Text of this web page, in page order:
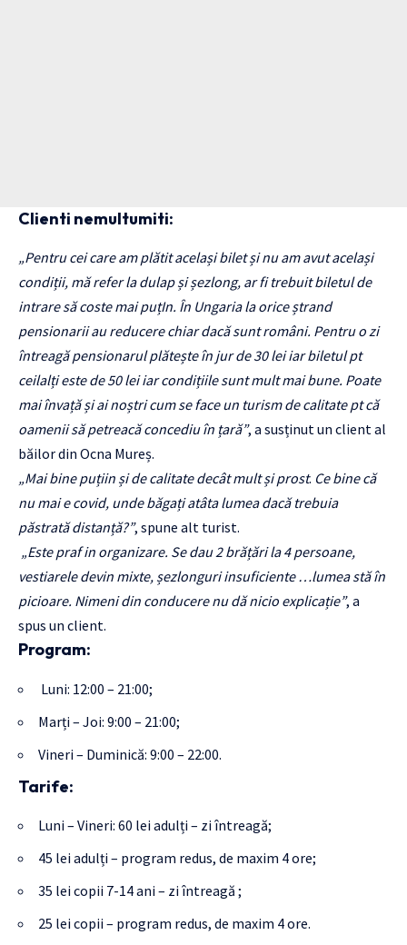
Clienti nemultumiti:
„Pentru cei care am plătit același bilet și nu am avut același
condiții, mă refer la dulap și șezlong, ar fi trebuit biletul de
intrare să coste mai puțIn. În Ungaria la orice ștrand
pensionarii au reducere chiar dacă sunt români. Pentru o zi
întreagă pensionarul plătește în jur de 30 lei iar biletul pt
ceilalți este de 50 lei iar condițiile sunt mult mai bune. Poate
mai învață și ai noștri cum se face un turism de calitate pt că
oamenii să petreacă concediu în țară”, a susținut un client al
băilor din Ocna Mureș.
„Mai bine puțiin și de calitate decât mult și prost. Ce bine că
nu mai e covid, unde băgați atâta lumea dacă trebuia
păstrată distanță?”, spune alt turist.
„Este praf in organizare. Se dau 2 brățări la 4 persoane,
vestiarele devin mixte, șezlonguri insuficiente …lumea stă în
picioare. Nimeni din conducere nu dă nicio explicație”, a
spus un client.
Program:
Luni: 12:00 – 21:00;
Marți – Joi: 9:00 – 21:00;
Vineri – Duminică: 9:00 – 22:00.
Tarife:
Luni – Vineri: 60 lei adulți – zi întreagă;
45 lei adulți – program redus, de maxim 4 ore;
35 lei copii 7-14 ani – zi întreagă ;
25 lei copii – program redus, de maxim 4 ore.